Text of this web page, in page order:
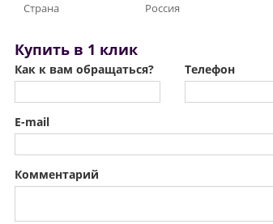
Страна
Россия
Купить в 1 клик
Как к вам обращаться? Телефон
E-mail
Комментарий